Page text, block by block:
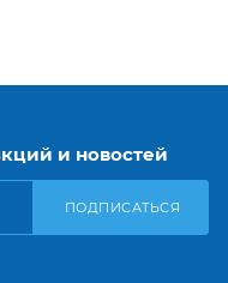
и новостей
ПОДПИСАТЬСЯ